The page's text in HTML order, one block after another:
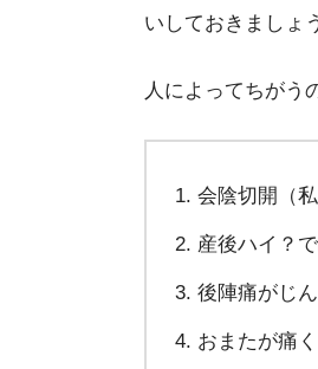
いしておきましょ
人によってちがう
会陰切開（
産後ハイ？
後陣痛がじ
おまたが痛